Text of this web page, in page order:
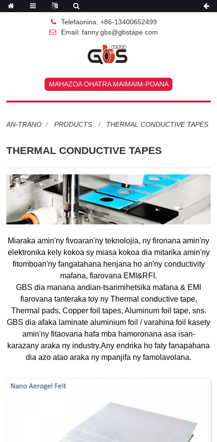
Telefaonina: +86-13400652499
Email: fanny.gbs@gbstape.com
MAHAZOA OHATRA MAIMAIM-POANA
AN-TRANO PRODUCTS THERMAL CONDUCTIVE TAPES
THERMAL CONDUCTIVE TAPES
Miaraka amin'ny fivoaran'ny teknolojia, ny fironana amin'ny
elektronika kely kokoa sy miasa kokoa dia mitarika amin'ny
fitomboan'ny fangatahana henjana ho an'ny conductivity
mafana, fiarovana EMI&RFI.
GBS dia manana andian-tsarimihetsika mafana & EMI
fiarovana tanteraka toy ny Thermal conductive tape,
Thermal pads, Copper foil tapes, Aluminum foil tape, sns.
GBS dia afaka laminate aluminium foil / varahina foil kasety
amin'ny fitaovana hafa mba hamoronana asa isan-
karazany araka ny industry.Any endrika ho faty fanapahana
dia azo atao araka ny mpanjifa ny famolavolana.